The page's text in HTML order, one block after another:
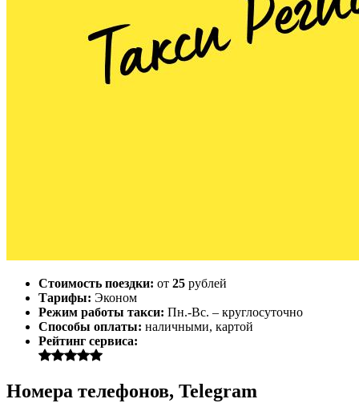
Стоимость поездки: от 25 рублей
Тарифы: Эконом
Режим работы такси: Пн.-Вс. – круглосуточно
Способы оплаты: наличными, картой
Рейтинг сервиса:
Номера телефонов, Telegram